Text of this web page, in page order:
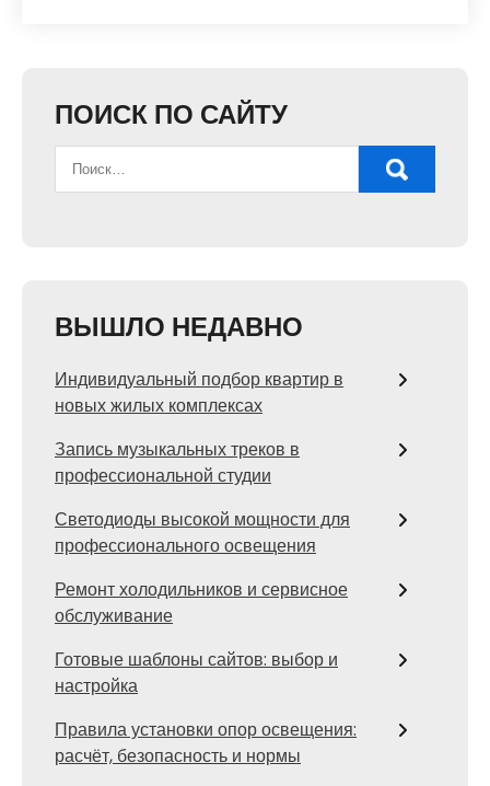
ПОИСК ПО САЙТУ
ВЫШЛО НЕДАВНО
Индивидуальный подбор квартир в
новых жилых комплексах
Запись музыкальных треков в
профессиональной студии
Светодиоды высокой мощности для
профессионального освещения
Ремонт холодильников и сервисное
обслуживание
Готовые шаблоны сайтов: выбор и
настройка
Правила установки опор освещения:
расчёт, безопасность и нормы